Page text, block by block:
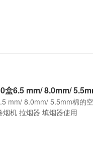
盒6.5 mm/ 8.0mm/
mm/ 8.0mm/ 5.5mm棉的
烟机 拉烟器 填烟器使用